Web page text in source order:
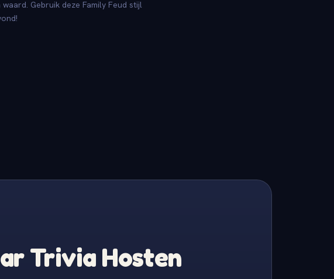
Gebruik deze Family Feud stijl
Trivia Hosten